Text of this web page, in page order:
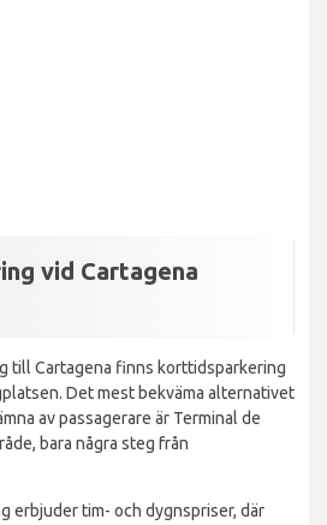
vid Cartagena
till Cartagena finns korttidsparkering
Det mest bekväma alternativet
av passagerare är Terminal de
bara några steg från
erbjuder tim- och dygnspriser, där